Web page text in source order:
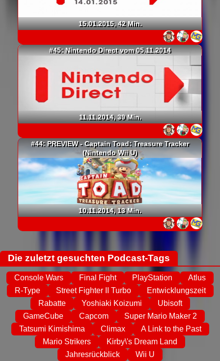
15.01.2015, 42 Min.
#45: Nintendo Direct vom 05.11.2014
11.11.2014, 39 Min.
#44: PREVIEW - Captain Toad: Treasure Tracker
(Nintendo Wii U)
10.11.2014, 13 Min.
Die zuletzt gesuchten Podcast-Tags
Console Wars Final Fight PlayStation
Atlus
R-Type
Street Fighter II Turbo
Entwicklungszeit
Rabatte
Yoshiaki Koizumi
Ubisoft
GameCube
Capcom
Super Mario Maker 2
Tatsumi Kimishima
Climax
A Link to the Past
Mario Strikers
Kirby\'s Dream Land
Jahresrückblick
Wii U